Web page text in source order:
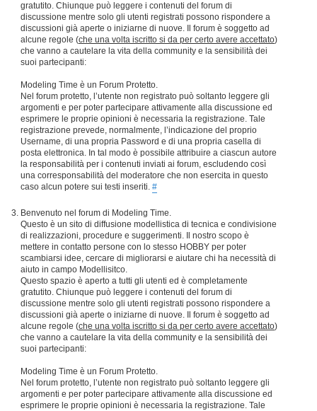
gratutito. Chiunque può leggere i contenuti del forum di
discussione mentre solo gli utenti registrati possono rispondere a
discussioni già aperte o iniziarne di nuove. Il forum è soggetto ad
alcune regole (che una volta iscritto si da per certo avere accettato)
che vanno a cautelare la vita della community e la sensibilità dei
suoi partecipanti:
Modeling Time è un Forum Protetto.
Nel forum protetto, l’utente non registrato può soltanto leggere gli
argomenti e per poter partecipare attivamente alla discussione ed
esprimere le proprie opinioni è necessaria la registrazione. Tale
registrazione prevede, normalmente, l’indicazione del proprio
Username, di una propria Password e di una propria casella di
posta elettronica. In tal modo è possibile attribuire a ciascun autore
la responsabilità per i contenuti inviati ai forum, escludendo così
una corresponsabilità del moderatore che non esercita in questo
caso alcun potere sui testi inseriti. #
Benvenuto nel forum di Modeling Time.
Questo è un sito di diffusione modellistica di tecnica e condivisione
di realizzazioni, procedure e suggerimenti. Il nostro scopo è
mettere in contatto persone con lo stesso HOBBY per poter
scambiarsi idee, cercare di migliorarsi e aiutare chi ha necessità di
aiuto in campo Modellisitco.
Questo spazio è aperto a tutti gli utenti ed è completamente
gratutito. Chiunque può leggere i contenuti del forum di
discussione mentre solo gli utenti registrati possono rispondere a
discussioni già aperte o iniziarne di nuove. Il forum è soggetto ad
alcune regole (che una volta iscritto si da per certo avere accettato)
che vanno a cautelare la vita della community e la sensibilità dei
suoi partecipanti:
Modeling Time è un Forum Protetto.
Nel forum protetto, l’utente non registrato può soltanto leggere gli
argomenti e per poter partecipare attivamente alla discussione ed
esprimere le proprie opinioni è necessaria la registrazione. Tale